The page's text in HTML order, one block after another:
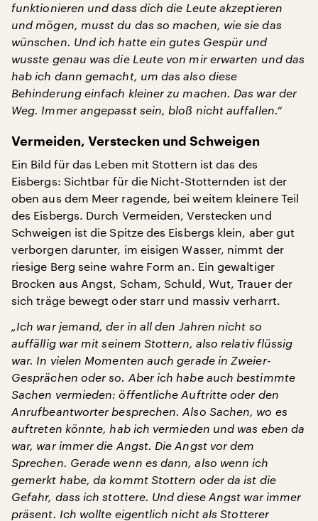
funktionieren und dass dich die Leute akzeptieren
und mögen, musst du das so machen, wie sie das
wünschen. Und ich hatte ein gutes Gespür und
wusste genau was die Leute von mir erwarten und das
hab ich dann gemacht, um das also diese
Behinderung einfach kleiner zu machen. Das war der
Weg. Immer angepasst sein, bloß nicht auffallen.“
Vermeiden, Verstecken und Schweigen
Ein Bild für das Leben mit Stottern ist das des
Eisbergs: Sichtbar für die Nicht-Stotternden ist der
oben aus dem Meer ragende, bei weitem kleinere Teil
des Eisbergs. Durch Vermeiden, Verstecken und
Schweigen ist die Spitze des Eisbergs klein, aber gut
verborgen darunter, im eisigen Wasser, nimmt der
riesige Berg seine wahre Form an. Ein gewaltiger
Brocken aus Angst, Scham, Schuld, Wut, Trauer der
sich träge bewegt oder starr und massiv verharrt.
„Ich war jemand, der in all den Jahren nicht so
auffällig war mit seinem Stottern, also relativ flüssig
war. In vielen Momenten auch gerade in Zweier-
Gesprächen oder so. Aber ich habe auch bestimmte
Sachen vermieden: öffentliche Auftritte oder den
Anrufbeantworter besprechen. Also Sachen, wo es
auftreten könnte, hab ich vermieden und was eben da
war, war immer die Angst. Die Angst vor dem
Sprechen. Gerade wenn es dann, also wenn ich
gemerkt habe, da kommt Stottern oder da ist die
Gefahr, dass ich stottere. Und diese Angst war immer
präsent. Ich wollte eigentlich nicht als Stotterer